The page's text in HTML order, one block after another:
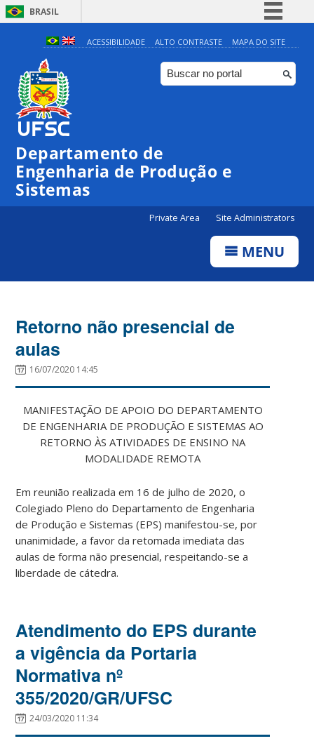
BRASIL
Simplifique!
Comunica BR
Participe
ACESSIBILIDADE ALTO CONTRASTE MAPA DO SITE
Departamento de
Engenharia de Produção e
Sistemas
Private Area Site Administrators
MENU
Retorno não presencial de
aulas
16/07/2020 14:45
MANIFESTAÇÃO DE APOIO DO DEPARTAMENTO
DE ENGENHARIA DE PRODUÇÃO E SISTEMAS AO
RETORNO ÀS ATIVIDADES DE ENSINO NA
MODALIDADE REMOTA
Em reunião realizada em 16 de julho de 2020, o
Colegiado Pleno do Departamento de Engenharia
de Produção e Sistemas (EPS) manifestou-se, por
unanimidade, a favor da retomada imediata das
aulas de forma não presencial, respeitando-se a
liberdade de cátedra.
Atendimento do EPS durante
a vigência da Portaria
Normativa nº
355/2020/GR/UFSC
24/03/2020 11:34